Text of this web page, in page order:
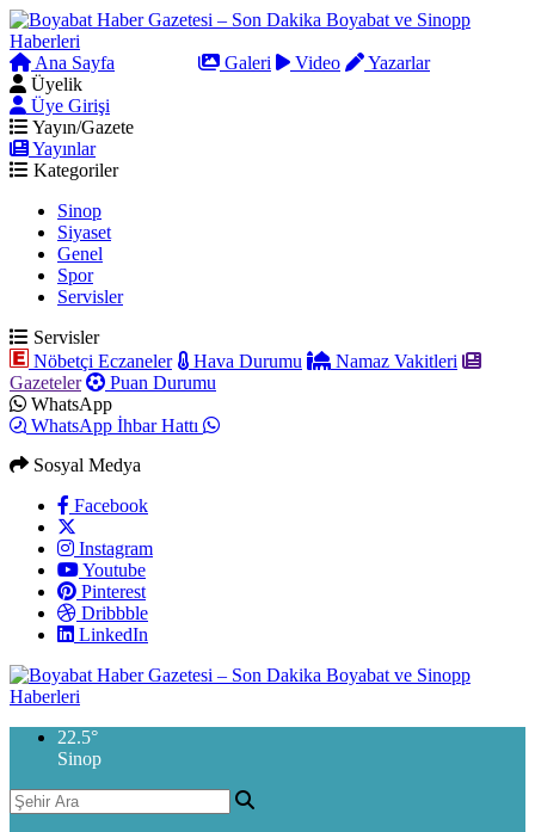
Ana Sayfa Galeri Video
Yazarlar
Üyelik
Üye Girişi
Yayın/Gazete
Yayınlar
Kategoriler
Sinop
Siyaset
Genel
Spor
Servisler
Servisler
Nöbetçi Eczaneler
Hava Durumu
Namaz Vakitleri
Gazeteler
Puan Durumu
WhatsApp
WhatsApp İhbar Hattı
Sosyal Medya
Facebook
Instagram
Youtube
Pinterest
Dribbble
LinkedIn
22.5°
Sinop